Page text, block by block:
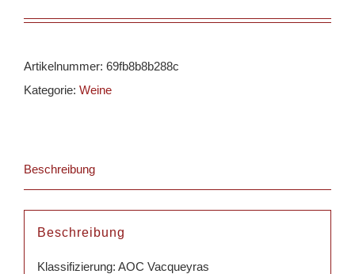
Artikelnummer: 69fb8b8b288c
Kategorie: Weine
Beschreibung
Beschreibung
Klassifizierung: AOC Vacqueyras